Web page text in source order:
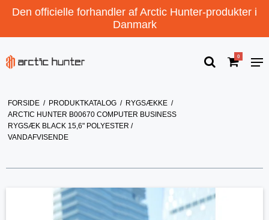
Den officielle forhandler af Arctic Hunter-produkter i
Danmark
0
FORSIDE / PRODUKTKATALOG / RYGSÆKKE /
ARCTIC HUNTER B00670 COMPUTER BUSINESS
RYGSÆK BLACK 15,6" POLYESTER /
VANDAFVISENDE